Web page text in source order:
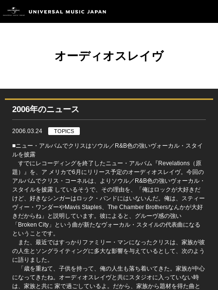
オーディオスレイヴ
2006年のニュース
2006.03.24 TOPICS
■ニュー・アルバムでクリスはソウル／R&B色の強いヴォーカル・スタイ
ルを披露
すでにレコーディングを終了したニュー・アルバム『Revelations（原
題）』を、ア メリカで6月にリリース予定のオーディオスレイヴ。今回の
アルバムでクリス・コーネルは、よりソウル／R&B色の強いヴォーカル・
スタイルを披露 しているそうで、その理由を、「俺はロックが大好きだ
けど、好きなシンガーはロック・バンドにはいないんだ。俺は、スティー
ヴィー・ワンダーやMavis Staples、The Chamber Brothersなんかが大好
きだからね」と説明しています。彼によると、グルーヴ感の強い
「Broken City」という曲が新たなヴォーカル・スタイルの代表曲になる
ということです。
また、最近ではすっかりファミリー・マンになったクリスは、家族が彼
の人生とソングライティングに多大な影響を与えているとして、次のよう
に語りました。
「歳を重ねて、子供を持って、俺の人生も落ち着いてきた。家族が中心
になってきたね。オーディオスレイヴと共にスタジオに入っていない時
は、家族と共に 家で過ごしているよ。だから、家族から題材を得た曲と